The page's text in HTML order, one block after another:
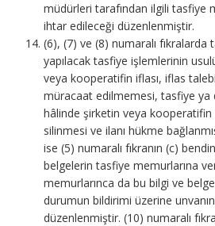
müdürleri tarafından ilgili tasfiye
ihtar edileceği düzenlenmiştir.
(6), (7) ve (8) numaralı fıkralarda
yapılacak tasfiye işlemlerinin
veya kooperatifin iflası, iflas
müracaat edilmemesi, tasfiye ya
hâlinde şirketin veya kooperatifin
silinmesi ve ilanı hükme
ise (5) numaralı fıkranın (c)
belgelerin tasfiye memurlarına
memurlarınca da bu bilgi ve
durumun bildirimi üzerine
düzenlenmiştir. (10) numaralı